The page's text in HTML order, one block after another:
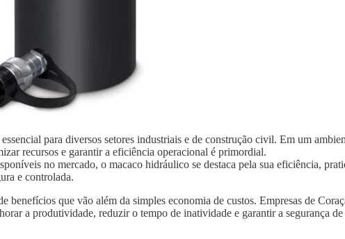
para diversos setores industriais e de construção civil. Em um
recursos e garantir a eficiência operacional é primordial.
no mercado, o macaco hidráulico se destaca pela sua eficiência,
e controlada.
benefícios que vão além da simples economia de custos. Empresas de
a produtividade, reduzir o tempo de inatividade e garantir a segurança de